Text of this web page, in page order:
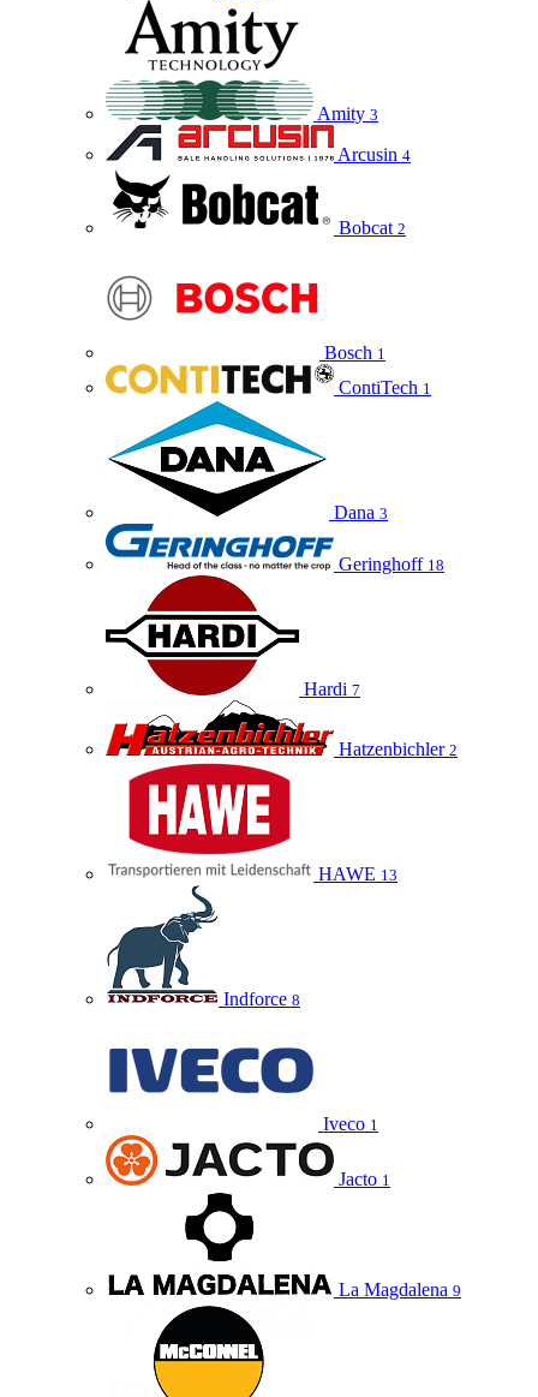
Amity 3
Arcusin 4
Bobcat 2
Bosch 1
ContiTech 1
Dana 3
Geringhoff 18
Hardi 7
Hatzenbichler 2
HAWE 13
Indforce 8
Iveco 1
Jacto 1
La Magdalena 9